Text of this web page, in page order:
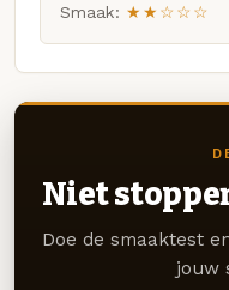
Smaak: ★★☆☆☆
Niet
Doe de smaaktest
jouw